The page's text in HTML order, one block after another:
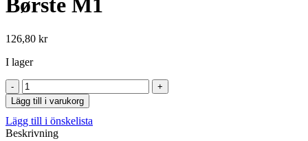
Børste M1
126,80 kr
I lager
Børste
M1
mängd
Lägg till i varukorg
Lägg till i önskelista
Beskrivning